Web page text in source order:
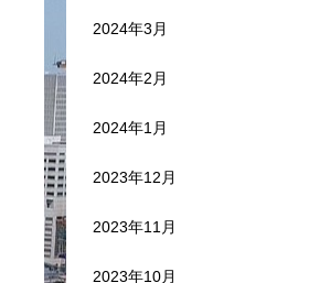
2024年3月
2024年2月
2024年1月
2023年12月
2023年11月
2023年10月